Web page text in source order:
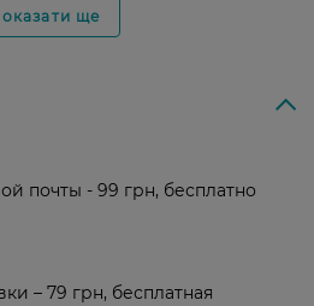
ще
почты - 99 грн, бесплатно
– 79 грн, бесплатная